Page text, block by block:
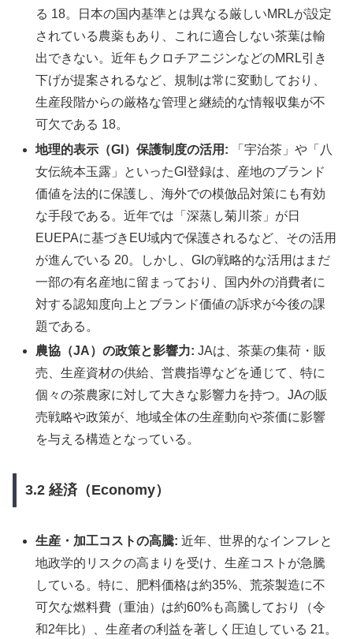
る 18。日本の国内基準とは異なる厳しいMRLが設定
されている農薬もあり、これに適合しない茶葉は輸
出できない。近年もクロチアニジンなどのMRL引き
下げが提案されるなど、規制は常に変動しており、
生産段階からの厳格な管理と継続的な情報収集が不
可欠である 18。
地理的表示（GI）保護制度の活用: 「宇治茶」や「八
女伝統本玉露」といったGI登録は、産地のブランド
価値を法的に保護し、海外での模倣品対策にも有効
な手段である。近年では「深蒸し菊川茶」が日
EUEPAに基づきEU域内で保護されるなど、その活用
が進んでいる 20。しかし、GIの戦略的な活用はまだ
一部の有名産地に留まっており、国内外の消費者に
対する認知度向上とブランド価値の訴求が今後の課
題である。
農協（JA）の政策と影響力: JAは、茶葉の集荷・販
売、生産資材の供給、営農指導などを通じて、特に
個々の茶農家に対して大きな影響力を持つ。JAの販
売戦略や政策が、地域全体の生産動向や茶価に影響
を与える構造となっている。
3.2 経済（Economy）
生産・加工コストの高騰: 近年、世界的なインフレと
地政学的リスクの高まりを受け、生産コストが急騰
している。特に、肥料価格は約35%、荒茶製造に不
可欠な燃料費（重油）は約60%も高騰しており（令
和2年比）、生産者の利益を著しく圧迫している 21。